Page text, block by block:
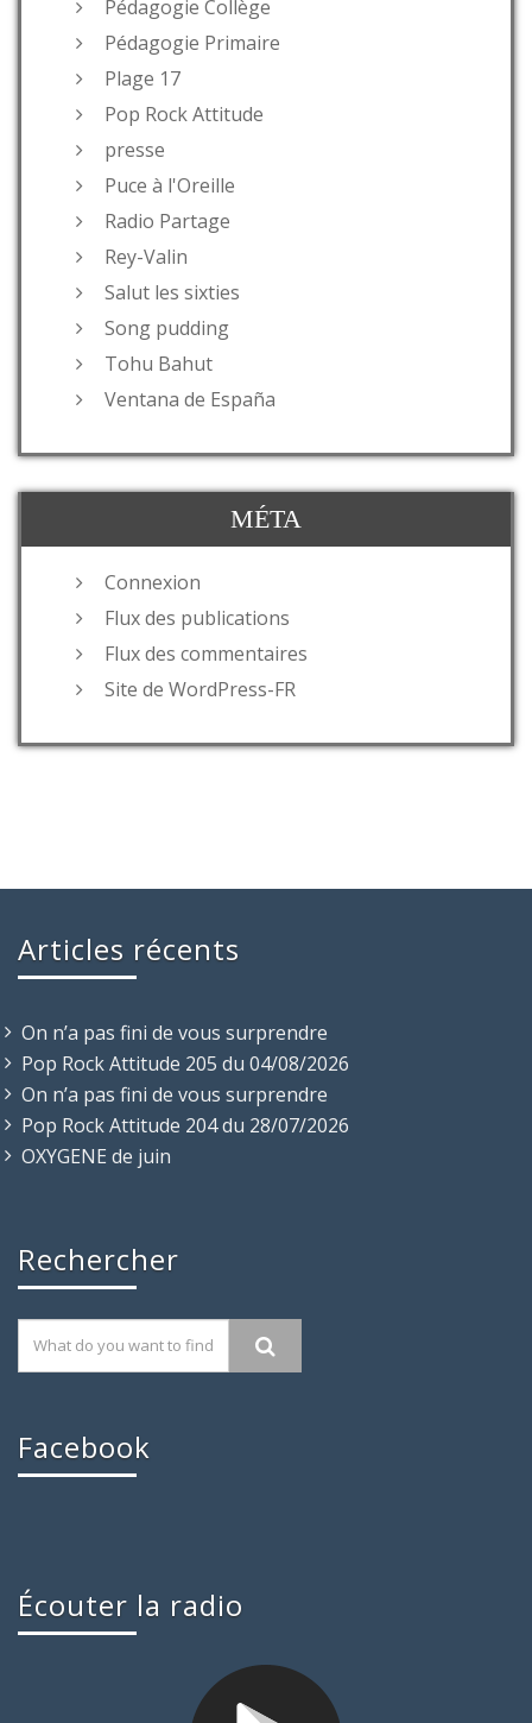
Pédagogie Collège
Pédagogie Primaire
Plage 17
Pop Rock Attitude
presse
Puce à l'Oreille
Radio Partage
Rey-Valin
Salut les sixties
Song pudding
Tohu Bahut
Ventana de España
MÉTA
Connexion
Flux des publications
Flux des commentaires
Site de WordPress-FR
Articles récents
On n’a pas fini de vous surprendre
Pop Rock Attitude 205 du 04/08/2026
On n’a pas fini de vous surprendre
Pop Rock Attitude 204 du 28/07/2026
OXYGENE de juin
Rechercher
Facebook
Écouter la radio